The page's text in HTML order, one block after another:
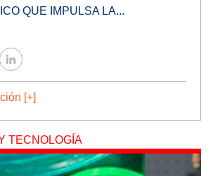
QUE IMPULSA LA...
TWITTER
[+]
TECNOLOGÍA